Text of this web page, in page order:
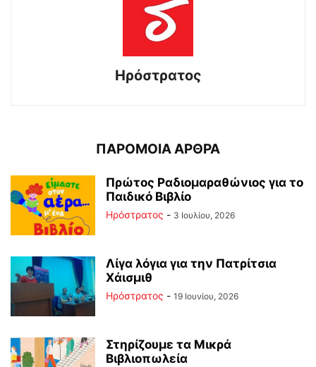
Ηρόστρατος
ΠΑΡΟΜΟΙΑ ΑΡΘΡΑ
Πρώτος Ραδιομαραθώνιος για το
Παιδικό Βιβλίο
Ηρόστρατος - 3 Ιουλίου, 2026
Λίγα λόγια για την Πατρίτσια
Χάισμιθ
Ηρόστρατος - 19 Ιουνίου, 2026
Στηρίζουμε τα Μικρά
Βιβλιοπωλεία